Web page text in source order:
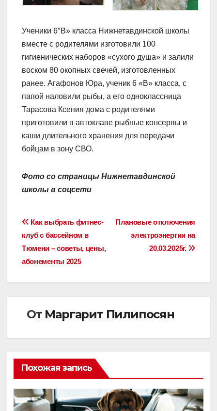
Ученики 6″В» класса Нижнетавдинской школы
вместе с родителями изготовили 100
гигиенических наборов «сухого душа» и залили
воском 80 окопных свечей, изготовленных
ранее. Агафонов Юра, ученик 6 «В» класса, с
папой наловили рыбы, а его одноклассница
Тарасова Ксения дома с родителями
приготовили в автоклаве рыбные консервы и
каши длительного хранения для передачи
бойцам в зону СВО.
Фото со страницы Нижнетавдинской
школы в соцсети
Навигация
по
записям
Плановые отключения
электроэнергии на
20.03.2025г.
Как выбрать фитнес-
клуб с бассейном в
Тюмени – советы, цены,
абонементы 2025
От Маргарит Пилипосян
Похожая запись